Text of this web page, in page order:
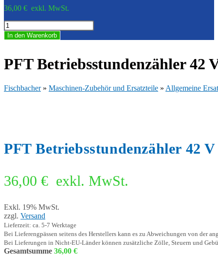
36,00 € exkl. MwSt.
PFT
Betriebsstundenzähler
42
20453101
Menge
In den Warenkorb
PFT Betriebsstundenzähler 42
Fischbacher» Maschinen-Zubehör und Ersatzteile » Allgemeine
PFT Betriebsstundenzähler 42 V
36,00 € exkl. MwSt.
Exkl. 19% MwSt.
zzgl. Versand
Lieferzeit: ca. 5-7 Werktage
Bei Lieferengpässen seitens des Herstellers kann es zu Abweichungen von der
Bei Lieferungen in Nicht-EU-Länder können zusätzliche Zölle, Steuern und
Gesamtsumme 36,00 €